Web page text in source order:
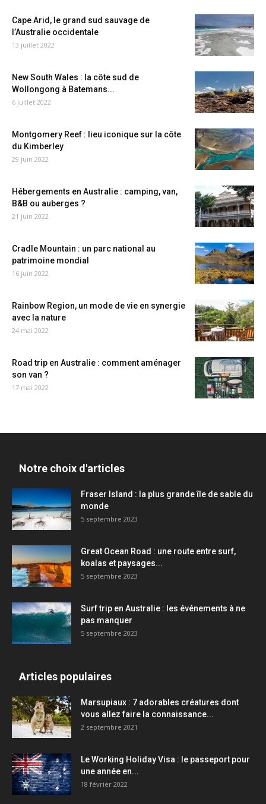
Cape Arid, le grand sud sauvage de
l’Australie occidentale
13 juillet 2022
New South Wales : la côte sud de
Wollongong à Batemans...
6 juillet 2022
Montgomery Reef : lieu iconique sur la côte
du Kimberley
29 juin 2022
Hébergements en Australie : camping, van,
B&B ou auberges ?
21 juin 2022
Cradle Mountain : un parc national au
patrimoine mondial
16 juin 2022
Rainbow Region, un mode de vie en synergie
avec la nature
24 mai 2022
Road trip en Australie : comment aménager
son van ?
17 mai 2022
Notre choix d'articles
Fraser Island : la plus grande île de sable du
monde
5 septembre 2023
Great Ocean Road : une route entre surf,
koalas et paysages...
5 septembre 2023
Surf trip en Australie : les événements à ne
pas manquer
5 septembre 2023
Articles populaires
Marsupiaux : 7 adorables créatures dont
vous allez faire la connaissance...
2 septembre 2021
Le Working Holiday Visa : le passeport pour
une année en...
18 février 2022